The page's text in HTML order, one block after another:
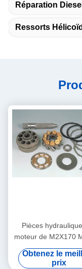
Réparation
Ressorts
Pièces
moteur de M2X170
Kawasaki pour
machines de
Obtenez le
prix